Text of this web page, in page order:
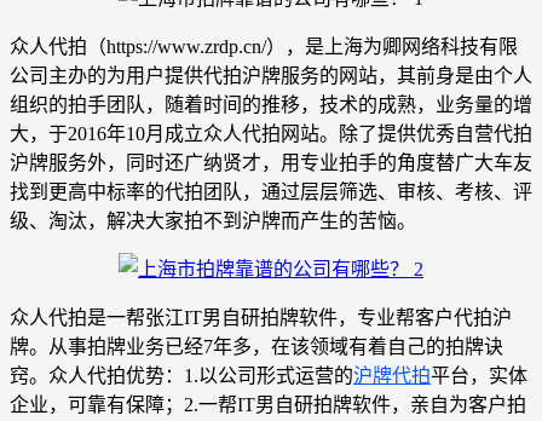
众人代拍（https://www.zrdp.cn/），是上海为卿网络科技有限
公司主办的为用户提供代拍沪牌服务的网站，其前身是由个人
组织的拍手团队，随着时间的推移，技术的成熟，业务量的增
大，于2016年10月成立众人代拍网站。除了提供优秀自营代拍
沪牌服务外，同时还广纳贤才，用专业拍手的角度替广大车友
找到更高中标率的代拍团队，通过层层筛选、审核、考核、评
级、淘汰，解决大家拍不到沪牌而产生的苦恼。
众人代拍是一帮张江IT男自研拍牌软件，专业帮客户代拍沪
牌。从事拍牌业务已经7年多，在该领域有着自己的拍牌诀
窍。众人代拍优势：1.以公司形式运营的沪牌代拍平台，实体
企业，可靠有保障；2.一帮IT男自研拍牌软件，亲自为客户拍